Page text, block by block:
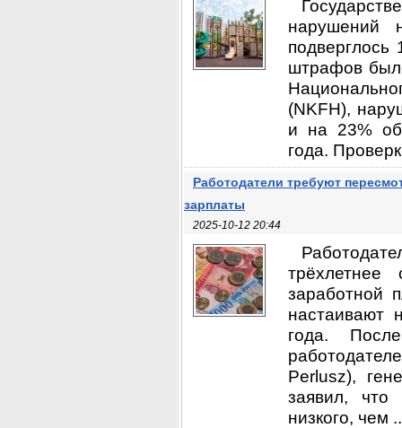
нарушений
подверглось
штрафов
(NKFH),
и на 23%
года.
Работодатели требуют
зарплаты
2025-10-12 20:44
трёхлетнее
заработной
настаивают
года.
Perlusz),
заявил, что
низкого, чем